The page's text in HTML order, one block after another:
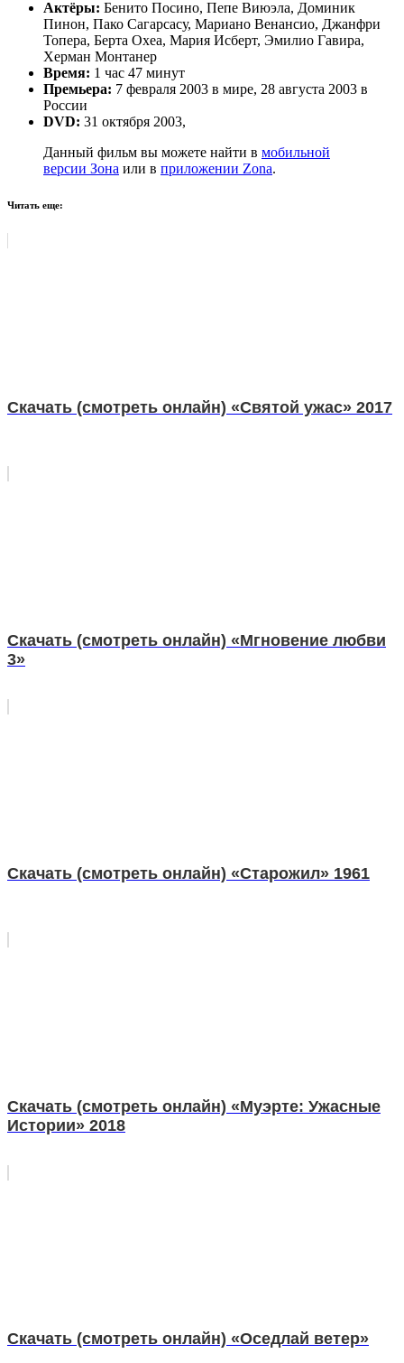
Актёры: Бенито Посино, Пепе Виюэла, Доминик
Пинон, Пако Сагарсасу, Мариано Венансио, Джанфри
Топера, Берта Охеа, Мария Исберт, Эмилио Гавира,
Херман Монтанер
Время: 1 час 47 минут
Премьера: 7 февраля 2003 в мире, 28 августа 2003 в
России
DVD: 31 октября 2003,
Данный фильм вы можете найти в мобильной
версии Зона или в приложении Zona.
Читать еще:
Скачать (смотреть онлайн) «Святой ужас» 2017
Скачать (смотреть онлайн) «Мгновение любви
3»
Скачать (смотреть онлайн) «Старожил» 1961
Скачать (смотреть онлайн) «Муэрте: Ужасные
Истории» 2018
Скачать (смотреть онлайн) «Оседлай ветер»